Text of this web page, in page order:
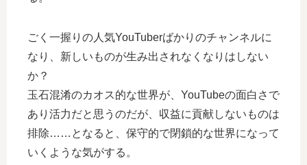
ごく一握りの人気YouTuberばかりのチャンネルに
なり、新しいものが生み出されなくなりはしない
か？
玉石混淆のカオス的な世界が、YouTubeの面白さで
あり活力だと思うのだが、収益に貢献しないものは
排除……となると、保守的で閉鎖的な世界になって
いくような気がする。